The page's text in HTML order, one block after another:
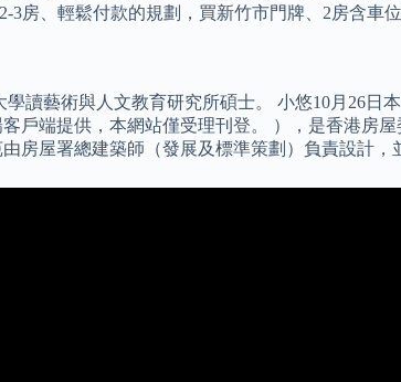
、輕鬆付款的規劃，買新竹市門牌、2房含車
讀藝術與人文教育研究所碩士。 小悠10月26
戶端提供，本網站僅受理刊登。 ），是香港房
屋署總建築師（發展及標準策劃）負責設計，